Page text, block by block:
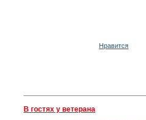
Нравится
В гостях у ветерана